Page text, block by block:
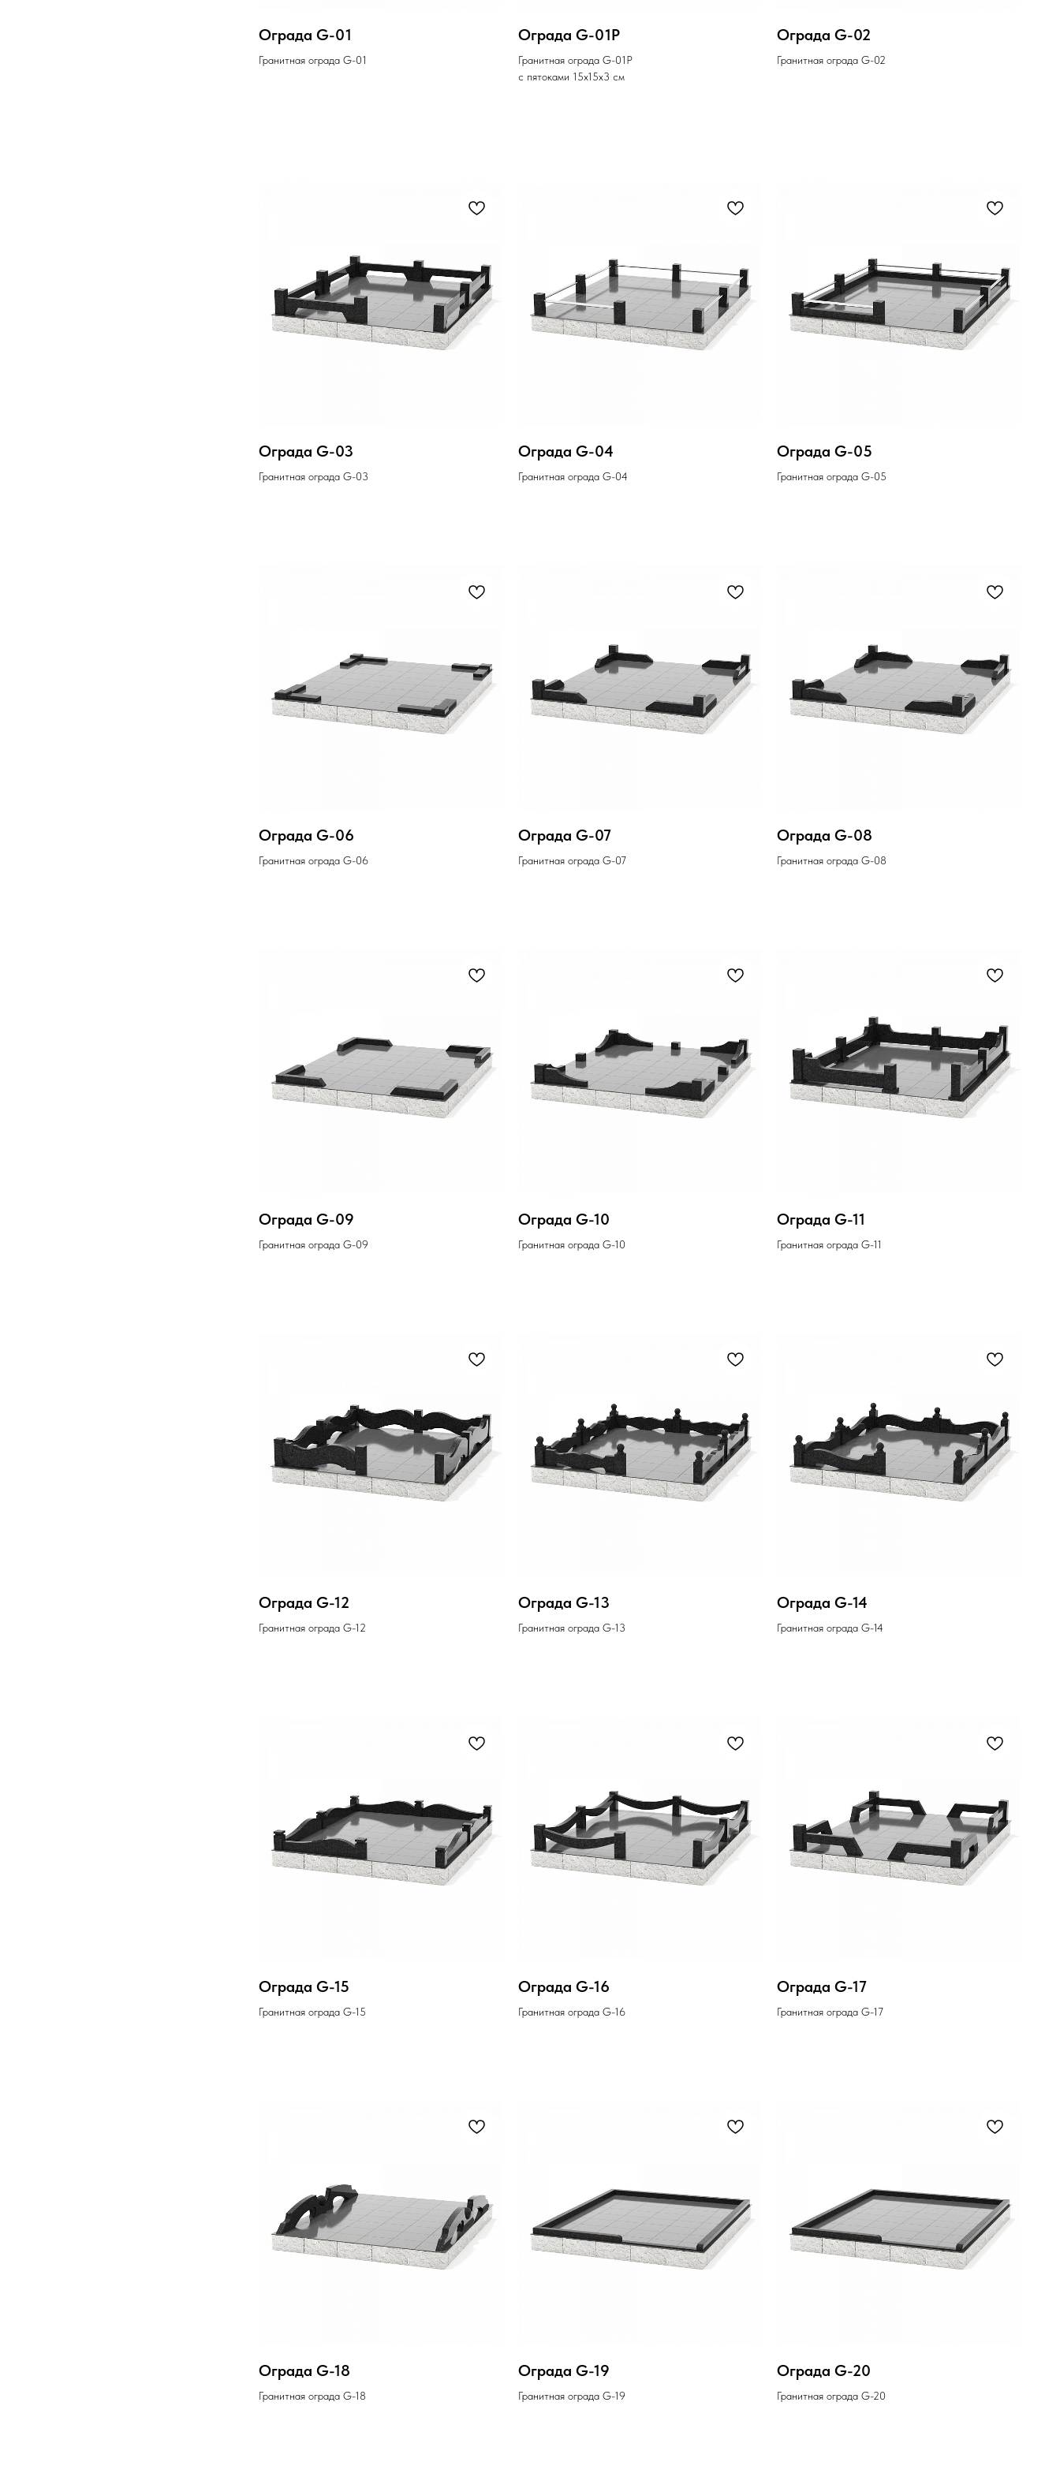
Ограда G-01
Гранитная ограда G-01
Ограда G-01P
Гранитная ограда G-01P
с пятоками 15х15х3 см
Ограда G-02
Гранитная ограда G-02
Ограда G-03
Гранитная ограда G-03
Ограда G-04
Гранитная ограда G-04
Ограда G-05
Гранитная ограда G-05
Ограда G-06
Гранитная ограда G-06
Ограда G-07
Гранитная ограда G-07
Ограда G-08
Гранитная ограда G-08
Ограда G-09
Гранитная ограда G-09
Ограда G-10
Гранитная ограда G-10
Ограда G-11
Гранитная ограда G-11
Ограда G-12
Гранитная ограда G-12
Ограда G-13
Гранитная ограда G-13
Ограда G-14
Гранитная ограда G-14
Ограда G-15
Гранитная ограда G-15
Ограда G-16
Гранитная ограда G-16
Ограда G-17
Гранитная ограда G-17
Ограда G-18
Гранитная ограда G-18
Ограда G-19
Гранитная ограда G-19
Ограда G-20
Гранитная ограда G-20